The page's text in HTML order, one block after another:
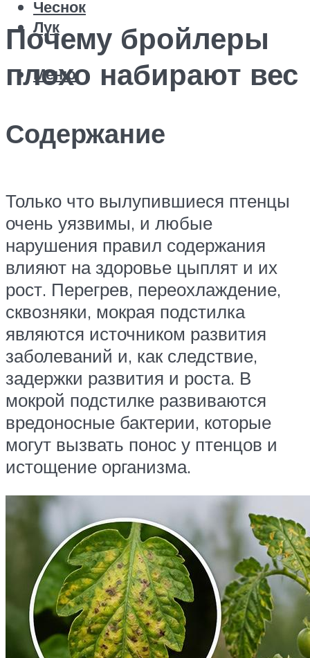
Чеснок
Лук
Меню
Почему бройлеры
плохо набирают вес
Содержание
Только что вылупившиеся птенцы
очень уязвимы, и любые
нарушения правил содержания
влияют на здоровье цыплят и их
рост. Перегрев, переохлаждение,
сквозняки, мокрая подстилка
являются источником развития
заболеваний и, как следствие,
задержки развития и роста. В
мокрой подстилке развиваются
вредоносные бактерии, которые
могут вызвать понос у птенцов и
истощение организма.